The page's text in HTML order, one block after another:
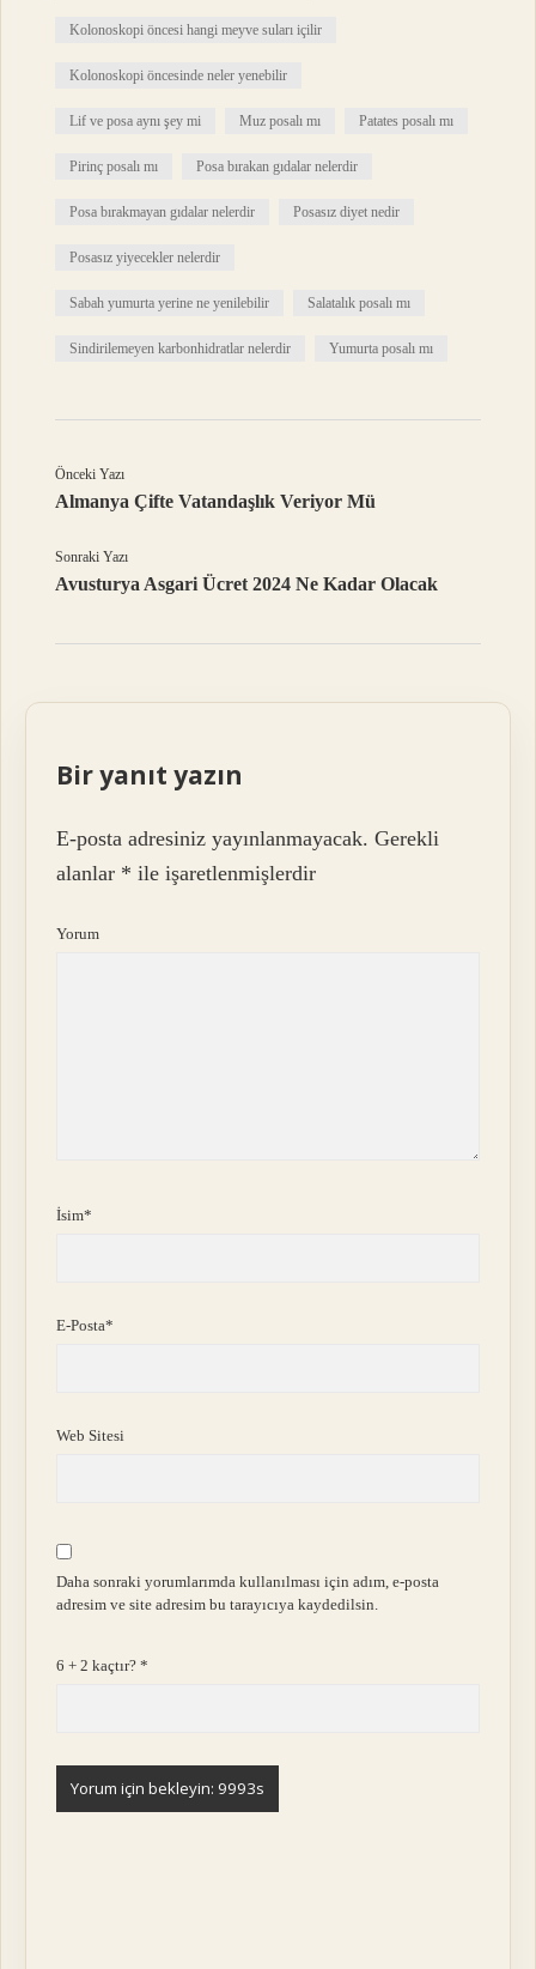
Kolonoskopi öncesi hangi meyve suları içilir
Kolonoskopi öncesinde neler yenebilir
Lif ve posa aynı şey mi Muz posalı mı Patates posalı mı
Pirinç posalı mı Posa bırakan gıdalar nelerdir
Posa bırakmayan gıdalar nelerdir Posasız diyet nedir
Posasız yiyecekler nelerdir
Sabah yumurta yerine ne yenilebilir Salatalık posalı mı
Sindirilemeyen karbonhidratlar nelerdir Yumurta posalı mı
Önceki Yazı
Almanya Çifte Vatandaşlık Veriyor Mü
Sonraki Yazı
Avusturya Asgari Ücret 2024 Ne Kadar Olacak
Bir yanıt yazın
E-posta adresiniz yayınlanmayacak. Gerekli
alanlar * ile işaretlenmişlerdir
Yorum
İsim*
E-Posta*
Web Sitesi
Daha sonraki yorumlarımda kullanılması için adım, e-posta
adresim ve site adresim bu tarayıcıya kaydedilsin.
6 + 2 kaçtır?*